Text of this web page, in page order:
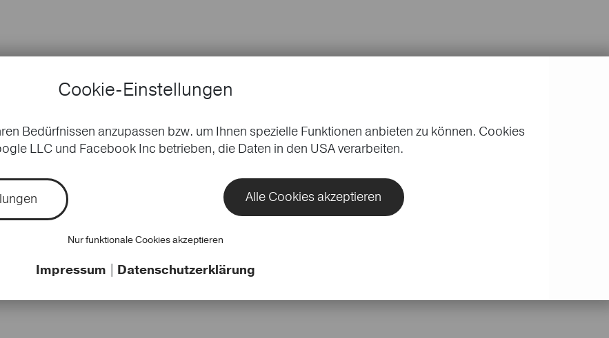
Cookie-Einstellungen
Bedürfnissen anzupassen bzw. um Ihnen spezielle Funktionen anbieten zu können. Cookies
LLC und Facebook Inc betrieben, die Daten in den USA verarbeiten.
Alle Cookies akzeptieren
Nur funktionale Cookies akzeptieren
Impressum Datenschutzerklärung